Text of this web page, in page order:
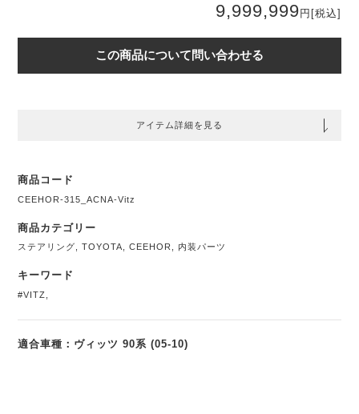
9,999,999 円 [税込]
この商品について問い合わせる
アイテム詳細を見る
商品コード
CEEHOR-315_ACNA-Vitz
商品カテゴリー
ステアリング ,TOYOTA ,CEEHOR 内装パーツ
キーワード
#VITZ
適合車種：ヴィッツ 90系 (05-10)